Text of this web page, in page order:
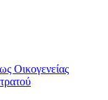
Οικογενείας